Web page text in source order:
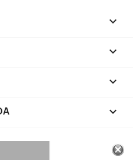



keyboard_arrow_down